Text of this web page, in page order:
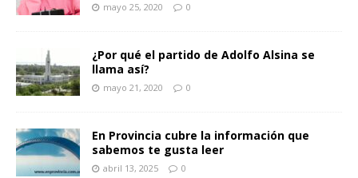
mayo 25, 2020 0
¿Por qué el partido de Adolfo Alsina se
llama así?
mayo 21, 2020 0
En Provincia cubre la información que
sabemos te gusta leer
abril 13, 2025 0